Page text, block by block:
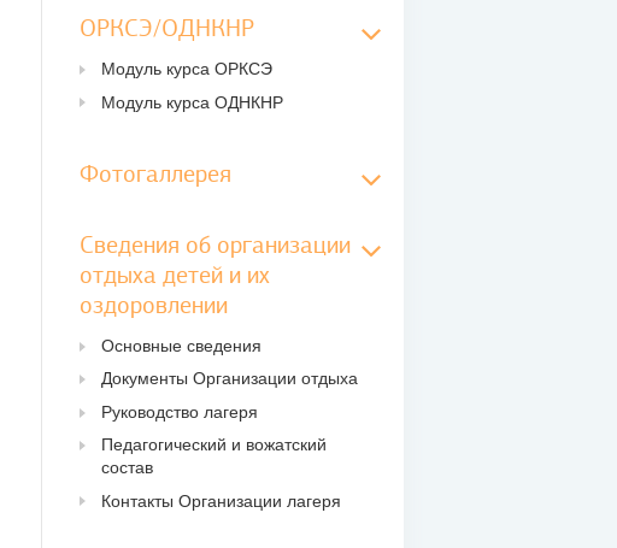
ОРКСЭ/ОДНКНР
Модуль курса ОРКСЭ
Модуль курса ОДНКНР
Фотогаллерея
Сведения об организации
отдыха детей и их
оздоровлении
Основные сведения
Документы Организации отдыха
Руководство лагеря
Педагогический и вожатский
состав
Контакты Организации лагеря